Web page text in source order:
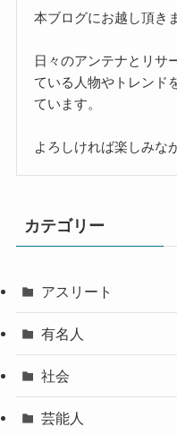
本ブログにお越し頂き
日々のアンテナとリサ
ている人物やトレンド
ています。
よろしければ楽しみな
カテゴリー
アスリート
有名人
社会
芸能人